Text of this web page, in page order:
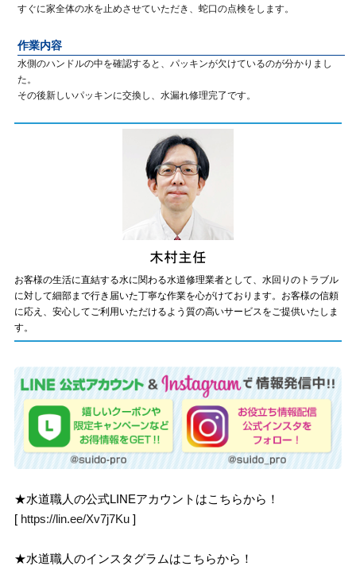
すぐに家全体の水を止めさせていただき、蛇口の点検をします。
作業内容
水側のハンドルの中を確認すると、パッキンが欠けているのが分かりまし
た。
その後新しいパッキンに交換し、水漏れ修理完了です。
お客様の生活に直結する水に関わる水道修理業者として、水回りのトラブル
に対して細部まで行き届いた丁寧な作業を心がけております。お客様の信頼
に応え、安心してご利用いただけるよう質の高いサービスをご提供いたしま
す。
★水道職人の公式LINEアカウントはこちらから！
[ https://lin.ee/Xv7j7Ku ]
★水道職人のインスタグラムはこちらから！